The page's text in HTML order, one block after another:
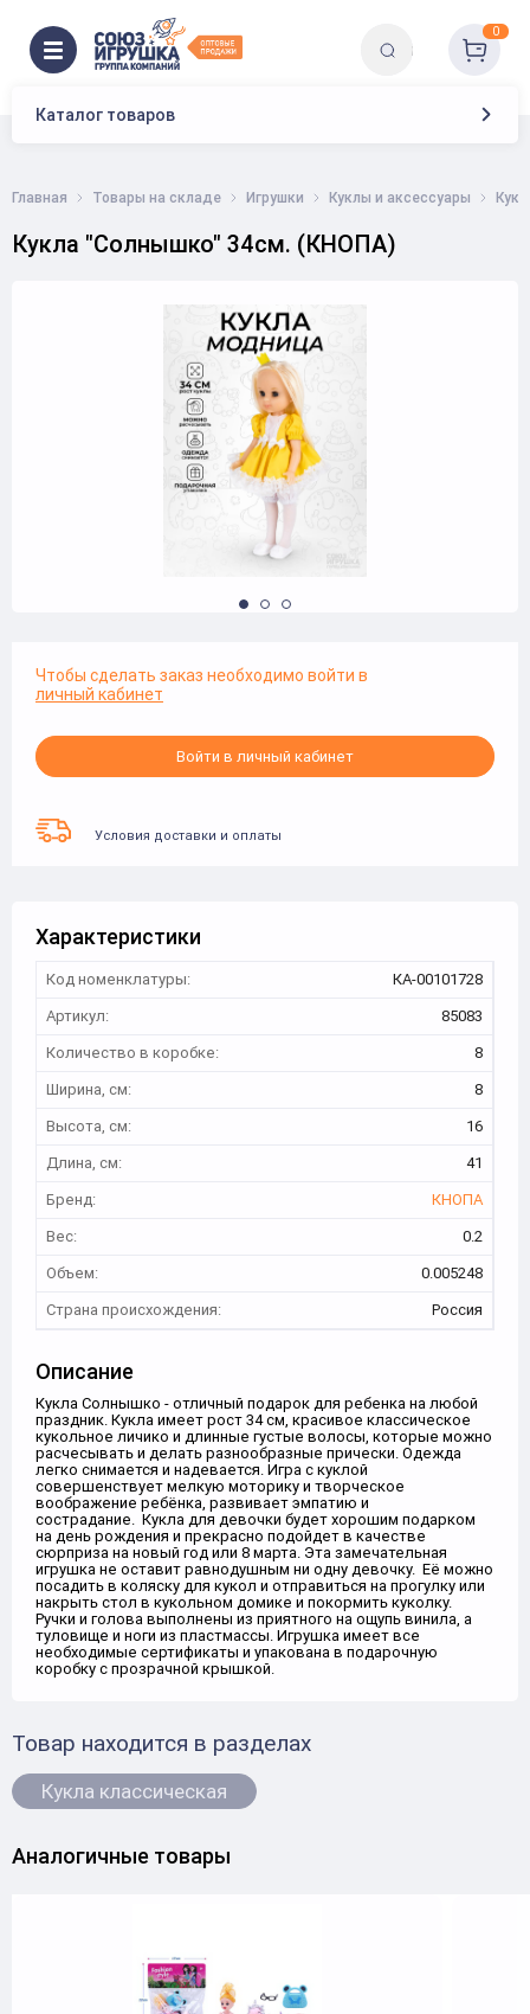
Каталог товаров
0
Главная Товары на складе Игрушки Куклы и аксессуары
Кукла "Солнышко" 34см. (КНОПА)
Чтобы сделать заказ необходимо войти в
личный кабинет
Войти в личный кабинет
Условия доставки и оплаты
Характеристики
Код номенклатуры:
КА-00101728
Артикул:
85083
Количество в коробке:
8
Ширина, см:
8
Высота, см:
16
Длина, см:
41
Бренд:
КНОПА
Вес:
0.2
Объем:
0.005248
Страна происхождения:
Россия
Описание
Кукла Солнышко - отличный подарок для ребенка на любой
праздник. Кукла имеет рост 34 см, красивое классическое
кукольное личико и длинные густые волосы, которые можно
расчесывать и делать разнообразные прически. Одежда
легко снимается и надевается. Игра с куклой
совершенствует мелкую моторику и творческое
воображение ребёнка, развивает эмпатию и
сострадание. Кукла для девочки будет хорошим подарком
на день рождения и прекрасно подойдет в качестве
сюрприза на новый год или 8 марта. Эта замечательная
игрушка не оставит равнодушным ни одну девочку. Её можно
посадить в коляску для кукол и отправиться на прогулку или
накрыть стол в кукольном домике и покормить куколку.
Ручки и голова выполнены из приятного на ощупь винила, а
туловище и ноги из пластмассы. Игрушка имеет все
необходимые сертификаты и упакована в подарочную
коробку с прозрачной крышкой.
Товар находится в разделах
Кукла классическая
Аналогичные товары